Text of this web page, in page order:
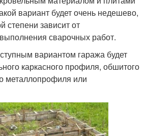
вариант будет очень недешево,
степени зависит от
сварочных работ.
вариантом гаража будет
каркасного профиля, обшитого
металлопрофиля или